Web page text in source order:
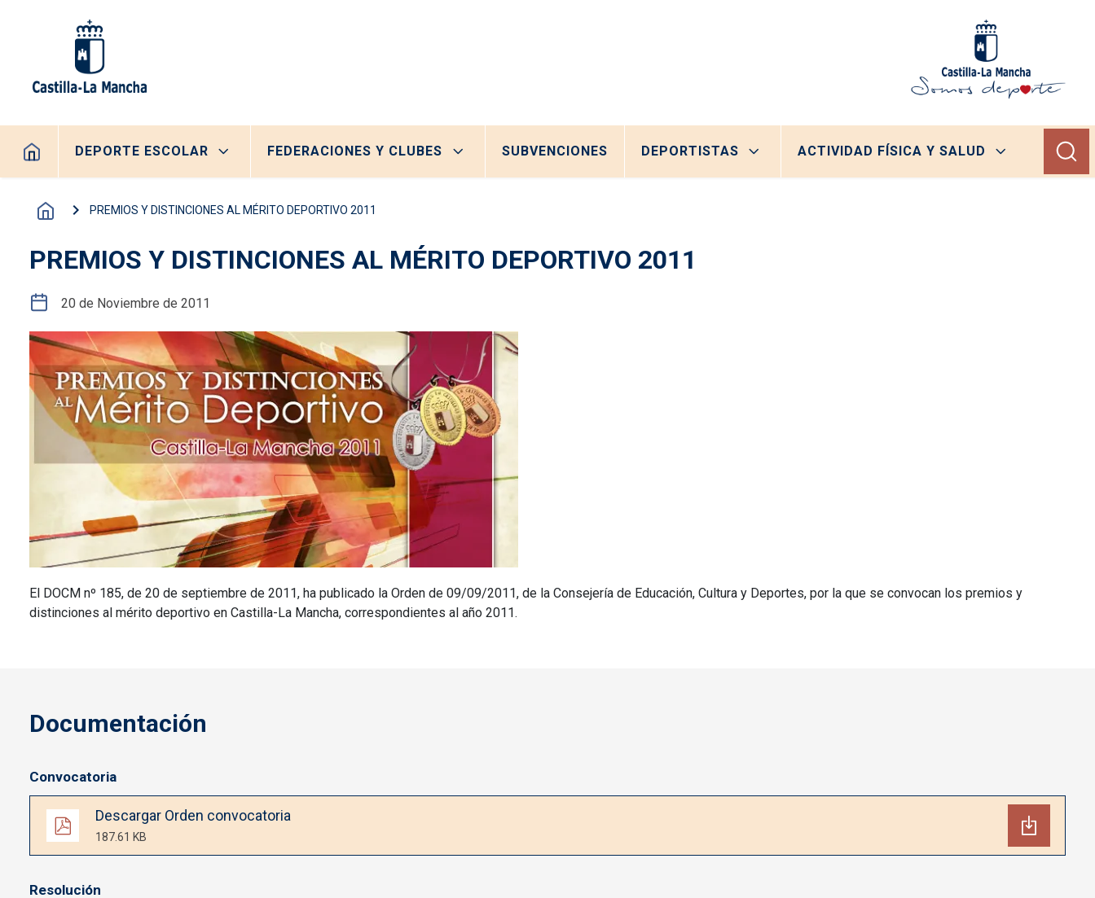
Navegación principal
DEPORTE ESCOLAR FEDERACIONES Y CLUBES SUBVENCIONES DEPORTISTAS ACTIVIDAD FÍSICA Y SALUD
PREMIOS Y DISTINCIONES AL MÉRITO DEPORTIVO 2011
PREMIOS Y DISTINCIONES AL MÉRITO DEPORTIVO 2011
20 de Noviembre de 2011
El DOCM nº 185, de 20 de septiembre de 2011, ha publicado la Orden de 09/09/2011, de la Consejería de Educación, Cultura y Deportes, por la que se convocan los premios y
distinciones al mérito deportivo en Castilla-La Mancha, correspondientes al año 2011.
Documentación
Convocatoria
Descargar Orden convocatoria
187.61 KB
Resolución